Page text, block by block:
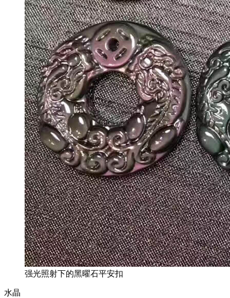
强光照射下的黑曜石平安扣
水晶